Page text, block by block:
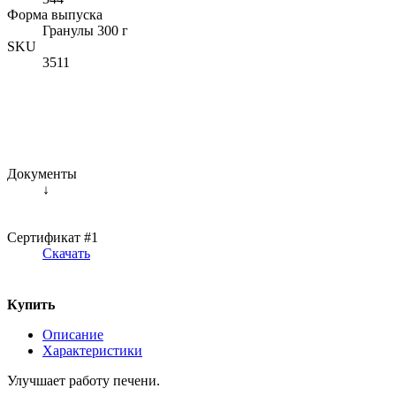
Форма выпуска
Гранулы 300 г
SKU
3511
Документы
↓
Сертификат #1
Скачать
Купить
Описание
Характеристики
Улучшает работу печени.